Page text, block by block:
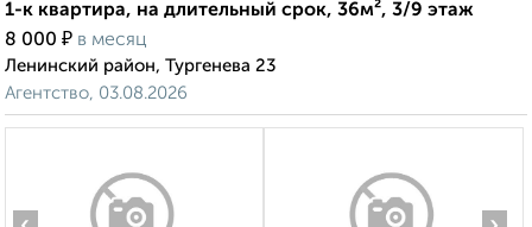
1-к квартира, на длительный срок, 36м², 3/9 этаж
8 000 ₽ в месяц
Ленинский район, Тургенева 23
Агентство, 03.08.2026